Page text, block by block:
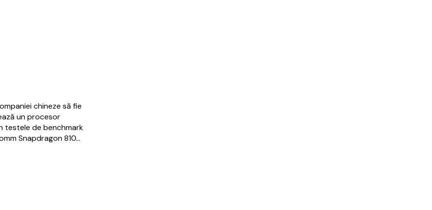
chineze să fie
un procesor
testele de benchmark
Snapdragon 810…